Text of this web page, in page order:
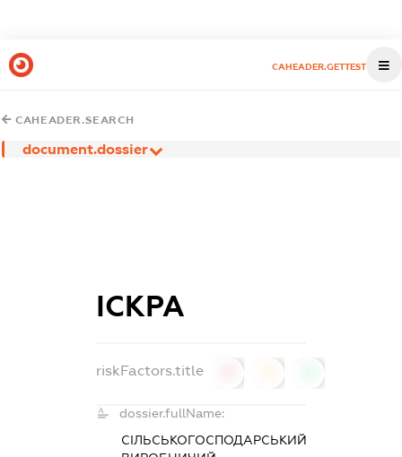
CAHEADER.GETTEST
CAHEADER.SEARCH
document.dossier
ІСКРА
riskFactors.title
dossier.fullName:
СІЛЬСЬКОГОСПОДАРСЬКИЙ